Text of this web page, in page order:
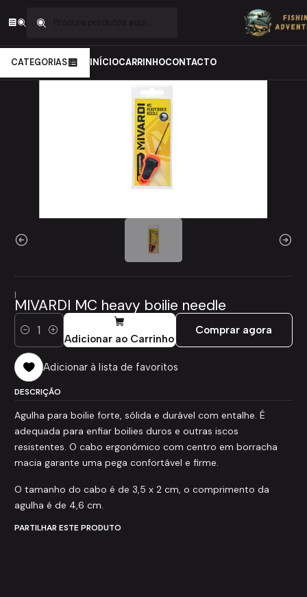
CATEGORIAS INÍCIOCARRINHOCONTACTO
MIVARDI MC heavy boilie needle
|
MIVARDI MC heavy boilie needle
Quantidade Adicionar ao Carrinho
Comprar agora
Adicionar à lista de favoritos
DESCRIÇÃO
Agulha para boilie forte, sólida e durável com entalhe. É
adequada para enfiar boilies duros e outras iscos
resistentes. O cabo ergonómico com centro em borracha
macia garante uma pega confortável e firme.
O tamanho do cabo é de 3,5 x 2 cm, o comprimento da
agulha é de 4,6 cm.
PARTILHAR ESTE PRODUTO